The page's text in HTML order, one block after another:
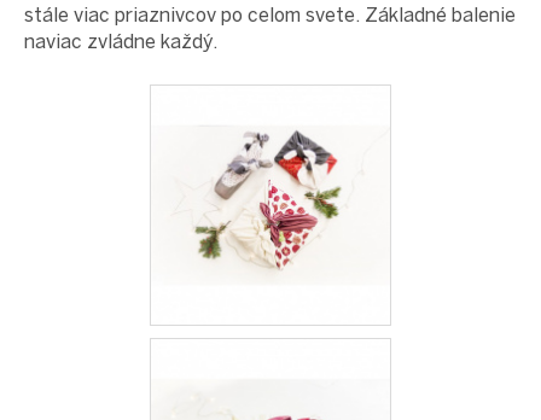
stále viac priaznivcov po celom svete. Základné balenie
naviac zvládne každý.